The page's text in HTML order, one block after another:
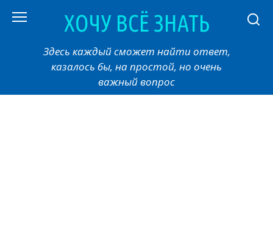
ХОЧУ ВСЁ ЗНАТЬ
Здесь каждый сможет найти ответ,
казалось бы, на простой, но очень
важный вопрос